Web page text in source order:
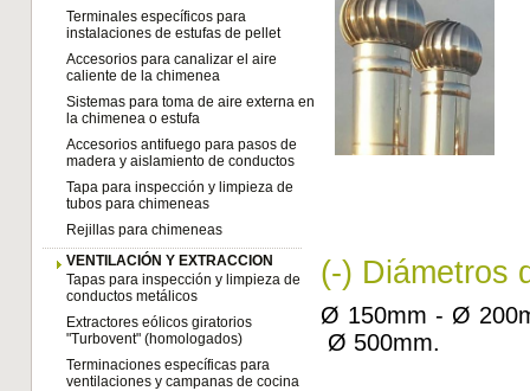
Terminales específicos para
instalaciones de estufas de pellet
Accesorios para canalizar el aire
caliente de la chimenea
Sistemas para toma de aire externa en
la chimenea o estufa
Accesorios antifuego para pasos de
madera y aislamiento de conductos
Tapa para inspección y limpieza de
tubos para chimeneas
Rejillas para chimeneas
VENTILACIÓN Y EXTRACCION
Tapas para inspección y limpieza de
conductos metálicos
Extractores eólicos giratorios
"Turbovent" (homologados)
Terminaciones específicas para
ventilaciones y campanas de cocina
(-) Diámetros
Ø 150mm - Ø
Ø 500mm.